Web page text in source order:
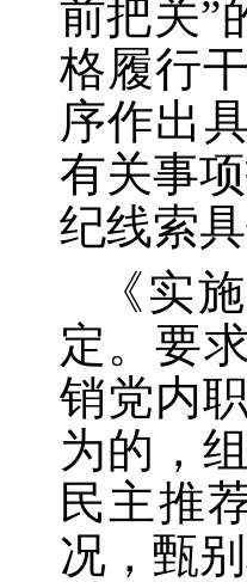
前把关”
格履行
序作出
有关事
纪线索
《实
定。要
销党内
为的，
民主推
况，甄